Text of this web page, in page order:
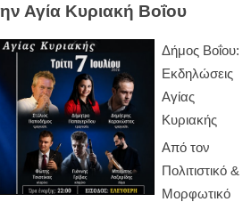
Αγία Κυριακή Βοΐου
Δήμος Βοΐου:
Εκδηλώσεις
Αγίας
Κυριακής
Από τον
Πολιτιστικό &
Μορφωτικό